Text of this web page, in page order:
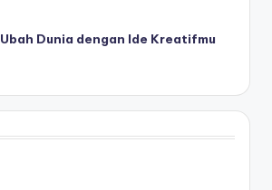
Dunia dengan Ide Kreatifmu